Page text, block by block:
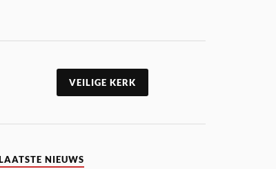
VEILIGE KERK
LAATSTE NIEUWS